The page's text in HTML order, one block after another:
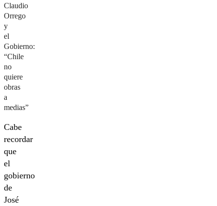
Claudio
Orrego
y
el
Gobierno:
“Chile
no
quiere
obras
a
medias”
Cabe
recordar
que
el
gobierno
de
José